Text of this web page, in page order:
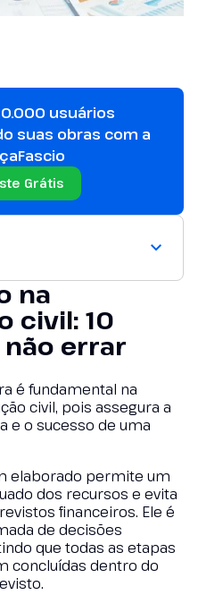
usuários
suas obras com a
Grátis
na
civil: 10
não errar
é fundamental na
civil, pois assegura a
e o sucesso de uma
elaborado permite um
dos recursos e evita
financeiros. Ele é
de decisões
que todas as etapas
concluídas dentro do